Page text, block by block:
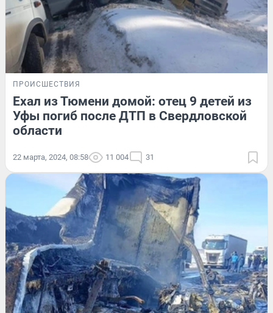
ПРОИСШЕСТВИЯ
Ехал из Тюмени домой: отец 9 детей из
Уфы погиб после ДТП в Свердловской
области
22 марта, 2024, 08:58 11 004 31